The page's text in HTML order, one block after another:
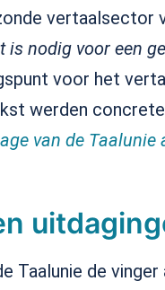
vertaalsector
is nodig voor een
voor het
werden
van de
Taalunie de